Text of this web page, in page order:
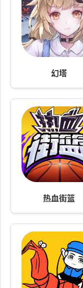
幻塔
热血街篮